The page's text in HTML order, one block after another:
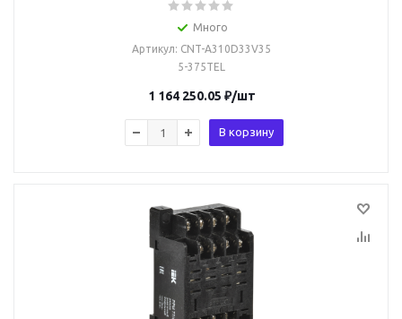
Много
Артикул: CNT-A310D33V35
5-375TEL
1 164 250.05 ₽/шт
В корзину